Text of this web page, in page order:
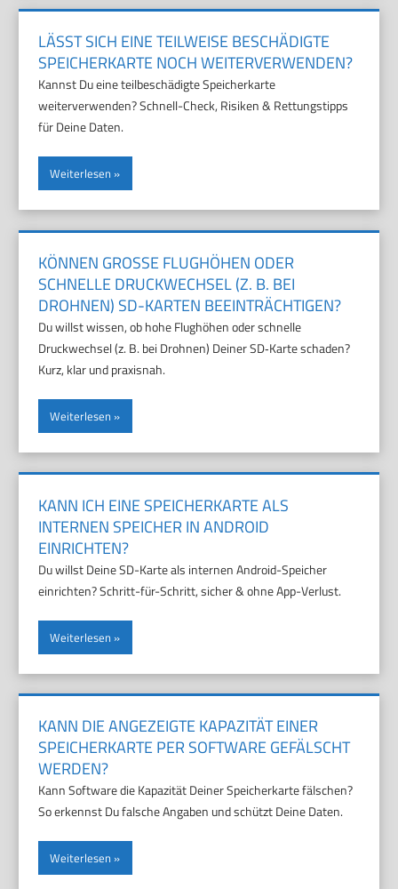
LÄSST SICH EINE TEILWEISE BESCHÄDIGTE
SPEICHERKARTE NOCH WEITERVERWENDEN?
Kannst Du eine teilbeschädigte Speicherkarte
weiterverwenden? Schnell-Check, Risiken & Rettungstipps
für Deine Daten.
Weiterlesen
KÖNNEN GROSSE FLUGHÖHEN ODER S
CHNELLE DRUCKWECHSEL (Z. B. BEI D
ROHNEN) SD-KARTEN BEEINTRÄCHTIGEN?
Du willst wissen, ob hohe Flughöhen oder schnelle
Druckwechsel (z. B. bei Drohnen) Deiner SD‑Karte schaden?
Kurz, klar und praxisnah.
Weiterlesen
KANN ICH EINE SPEICHERKARTE ALS
INTERNEN SPEICHER IN ANDROID
EINRICHTEN?
Du willst Deine SD-Karte als internen Android-Speicher
einrichten? Schritt-für-Schritt, sicher & ohne App-Verlust.
Weiterlesen
KANN DIE ANGEZEIGTE KAPAZITÄT EINER
SPEICHERKARTE PER SOFTWARE GEFÄLSCHT
WERDEN?
Kann Software die Kapazität Deiner Speicherkarte fälschen?
So erkennst Du falsche Angaben und schützt Deine Daten.
Weiterlesen